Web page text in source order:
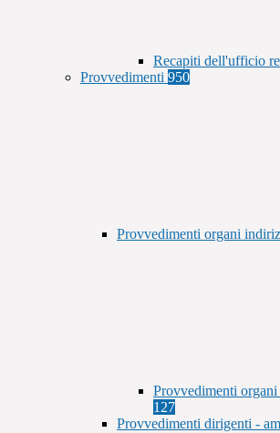
Recapiti dell'ufficio
Provvedimenti 950
Provvedimenti organi
Provvedimenti
127
Provvedimenti dirigenti -